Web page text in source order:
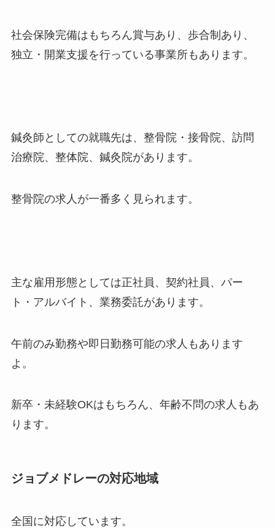
社会保険完備はもちろん賞与あり、歩合制あり、
独立・開業支援を行っている事業所もあります。
鍼灸師としての就職先は、整骨院・接骨院、訪問
治療院、整体院、鍼灸院があります。
整骨院の求人が一番多く見られます。
主な雇用形態としては正社員、契約社員、パー
ト・アルバイト、業務委託があります。
午前のみ勤務や即日勤務可能の求人もあります
よ。
新卒・未経験OKはもちろん、年齢不問の求人もあ
ります。
ジョブメドレーの対応地域
全国に対応しています。